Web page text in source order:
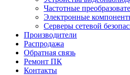
Частотные
Электронные
Серверы сетевой
Производители
Распродажа
Обратная связь
Ремонт ПК
Контакты